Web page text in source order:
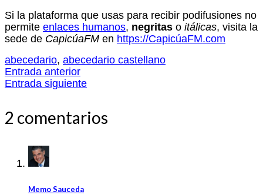
Si la plataforma que usas para recibir podifusiones no
permite enlaces humanos, negritas o itálicas, visita la
sede de CapicúaFM en https://CapicúaFM.com
abecedario, abecedario castellano
Entrada anterior
Entrada siguiente
2 comentarios
Memo Sauceda